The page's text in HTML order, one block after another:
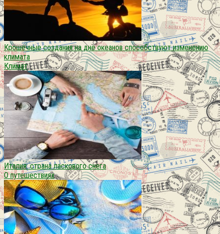
Крошечные создания на дне океанов способствуют изменению
климата
Климат
Италия: страна ласкового снега
О путешествиях